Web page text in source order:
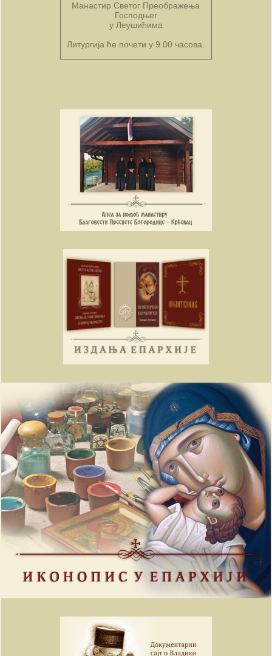
Манастир Светог Преображења
Господњег
у Леушићима
Литургија ће почети у 9.00 часова.